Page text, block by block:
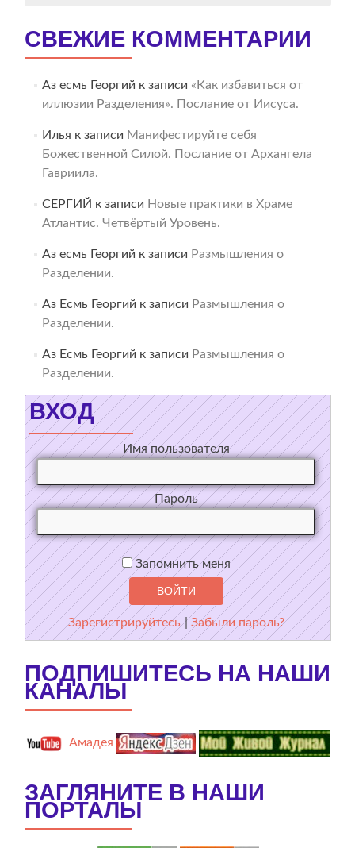
СВЕЖИЕ КОММЕНТАРИИ
Аз есмь Георгий к записи «Как избавиться от
иллюзии Разделения». Послание от Иисуса.
Илья к записи Манифестируйте себя
Божественной Силой. Послание от Архангела
Гавриила.
СЕРГИЙ к записи Новые практики в Храме
Атлантис. Четвёртый Уровень.
Аз есмь Георгий к записи Размышления о
Разделении.
Аз Есмь Георгий к записи Размышления о
Разделении.
Аз Есмь Георгий к записи Размышления о
Разделении.
ВХОД
Имя пользователя
Пароль
Запомнить меня
Зарегистрируйтесь |Забыли пароль?
ПОДПИШИТЕСЬ НА НАШИ
КАНАЛЫ
Амадея
ЗАГЛЯНИТЕ В НАШИ
ПОРТАЛЫ